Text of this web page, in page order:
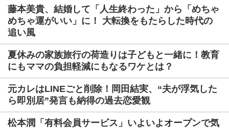
藤本美貴、結婚して「人生終わった」から「めちゃ
めちゃ運がいい」に！ 大転換をもたらした時代の
追い風
夏休みの家族旅行の荷造りは子どもと一緒に！教育
にもママの負担軽減にもなるワケとは？
元カレはLINEごと削除！岡田結実、“夫が浮気した
ら即別居”発言も納得の過去恋愛観
松本潤「有料会員サービス」いよいよオープンで気